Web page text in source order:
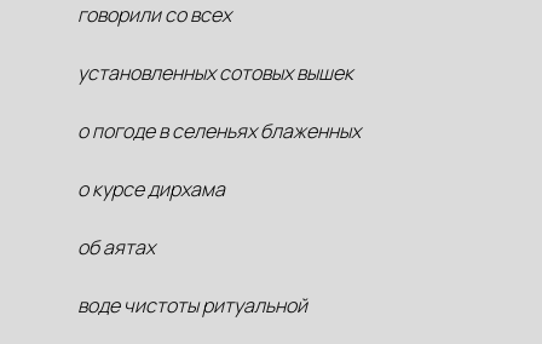
говорили со всех
установленных сотовых вышек
о погоде в селеньях блаженных
о курсе дирхама
об аятах
воде чистоты ритуальной